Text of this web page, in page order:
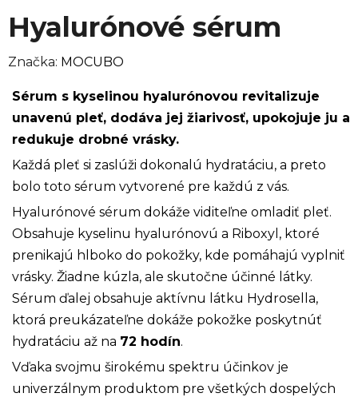
Hyalurónové sérum
Značka: MOCUBO
Sérum s kyselinou hyalurónovou revitalizuje
unavenú pleť, dodáva jej žiarivosť, upokojuje ju a
redukuje drobné vrásky.
Každá pleť si zaslúži dokonalú hydratáciu, a preto
bolo toto sérum vytvorené pre každú z vás.
Hyalurónové sérum dokáže viditeľne omladiť pleť.
Obsahuje kyselinu hyalurónovú a Riboxyl, ktoré
prenikajú hlboko do pokožky, kde pomáhajú vyplniť
vrásky. Žiadne kúzla, ale skutočne účinné látky.
Sérum ďalej obsahuje aktívnu látku Hydrosella,
ktorá preukázateľne dokáže pokožke poskytnúť
hydratáciu až na 72 hodín.
Vďaka svojmu širokému spektru účinkov je
univerzálnym produktom pre všetkých dospelých